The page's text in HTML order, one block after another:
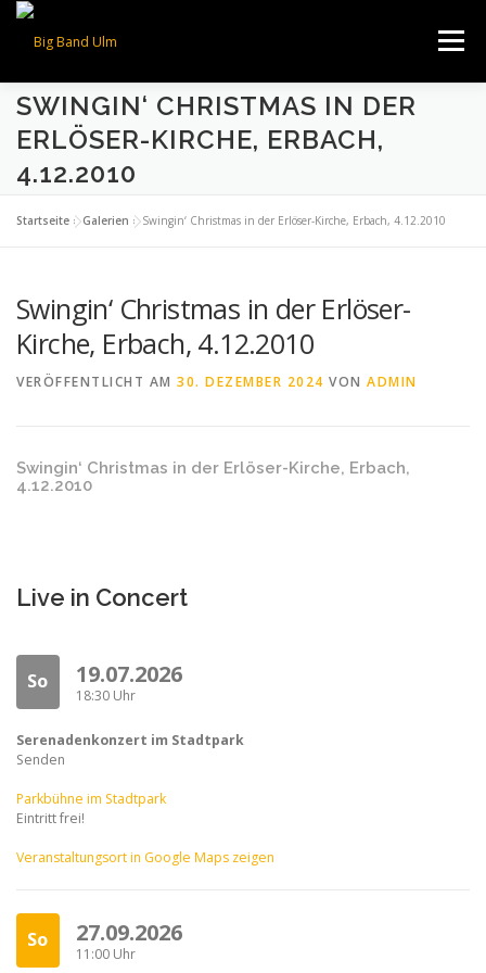
Zum
springen
Menü
ÜBER UNS
SWINGIN‘ CHRISTMAS IN DER
ERLÖSER-KIRCHE, ERBACH,
4.12.2010
Startseite »Galerien »Swingin‘ Christmas in der Erlöser-Kirche, Erbach, 4.12.2010
Swingin‘ Christmas in der Erlöser-
Kirche, Erbach, 4.12.2010
VERÖFFENTLICHT AM 30. DEZEMBER 2024 VON ADMIN
Swingin‘ Christmas in der Erlöser-Kirche, Erbach,
4.12.2010
Live in Concert
So 19.07.2026
18:30 Uhr
Serenadenkonzert im Stadtpark
Senden
Parkbühne im Stadtpark
Eintritt frei!
Veranstaltungsort in Google Maps zeigen
So 27.09.2026
11:00 Uhr